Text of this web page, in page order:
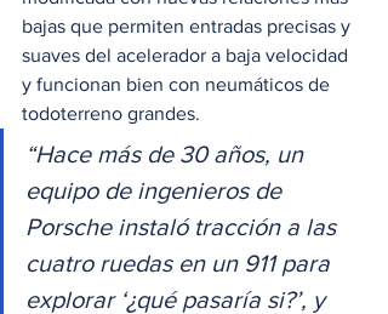
bajas que permiten entradas precisas y
suaves del acelerador a baja velocidad
y funcionan bien con neumáticos de
todoterreno grandes.
“Hace más de 30 años, un
equipo de ingenieros de
Porsche instaló tracción a las
cuatro ruedas en un 911 para
explorar ‘¿qué pasaría si?’, y